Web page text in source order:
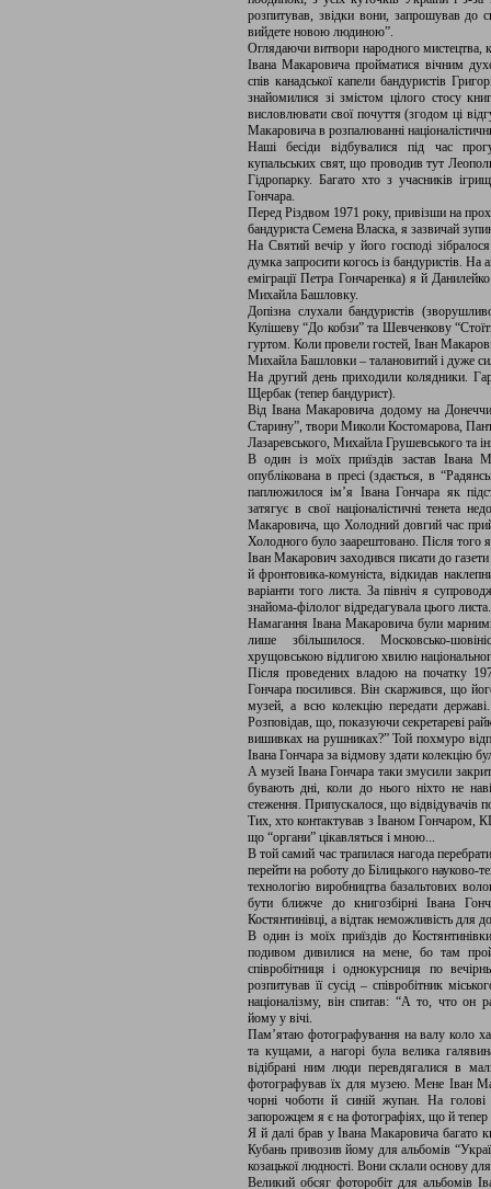
розпитував, звідки вони, запрошував до
вийдете новою людиною”.
Оглядаючи витвори народного мистецтва,
Івана Макаровича пройматися вічним
спів канадської капели бандуристів
знайомилися зі змістом цілого стосу
висловлювати свої почуття (згодом ці
Макаровича в розпалюванні
Наші бесіди відбувалися під час
купальських свят, що проводив тут
Гідропарку. Багато хто з учасників
Гончара.
Перед Різдвом 1971 року, привізши на
бандуриста Семена Власка, я зазвичай
На Святий вечір у його господі
думка запросити когось із бандуристів.
еміграції Петра Гончаренка) я й
Михайла Башловку.
Допізна слухали бандуристів
Кулішеву “До кобзи” та Шевченкову
гуртом. Коли провели гостей, Іван
Михайла Башловки – талановитий і дуже
На другий день приходили колядники.
Щербак (тепер бандурист).
Від Івана Макаровича додому на
Старину”, твори Миколи Костомарова,
Лазаревського, Михайла Грушевського та
В один із моїх приїздів застав Івана
опублікована в пресі (здається, в
паплюжилося ім’я Івана Гончара як
затягує в свої націоналістичні тенета
Макаровича, що Холодний довгий час
Холодного було заарештовано. Після того
Іван Макарович заходився писати до
й фронтовика-комуніста, відкидав
варіанти того листа. За північ я
знайома-філолог відредагувала цього
Намагання Івана Макаровича були
лише збільшилося. Московсько-
хрущовською відлигою хвилю
Після проведених владою на початку
Гончара посилився. Він скаржився, що
музей, а всю колекцію передати
Розповідав, що, показуючи секретареві
вишивках на рушниках?” Той похмуро
Івана Гончара за відмову здати колекцію
А музей Івана Гончара таки змусили
бувають дні, коли до нього ніхто не
стеження. Припускалося, що відвідувачів
Тих, хто контактував з Іваном Гончаром,
що “органи” цікавляться і мною...
В той самий час трапилася нагода
перейти на роботу до Білицького науково-
технологію виробництва базальтових
бути ближче до книгозбірні Івана
Костянтинівці, а відтак неможливість для
В один із моїх приїздів до
подивом дивилися на мене, бо там
співробітниця і однокурсниця по
розпитував її сусід – співробітник
націоналізму, він спитав: “А то, что он
йому у вічі.
Пам’ятаю фотографування на валу коло
та кущами, а нагорі була велика
відібрані ним люди перевдягалися в
фотографував їх для музею. Мене Іван
чорні чоботи й синій жупан. На
запорожцем я є на фотографіях, що й тепер
Я й далі брав у Івана Макаровича багато
Кубань привозив йому для альбомів
козацької людності. Вони склали основу
Великий обсяг фоторобіт для альбомів